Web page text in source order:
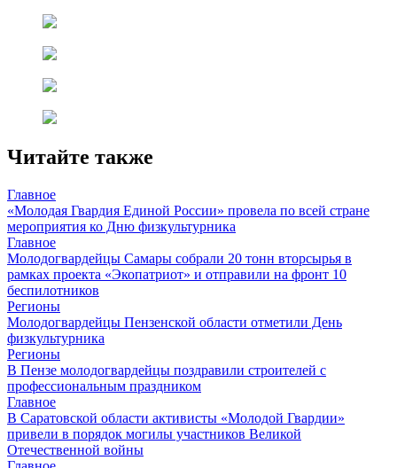
Читайте также
Главное
«Молодая Гвардия Единой России» провела по всей стране
мероприятия ко Дню физкультурника
Главное
Молодогвардейцы Самары собрали 20 тонн вторсырья в
рамках проекта «Экопатриот» и отправили на фронт 10
беспилотников
Регионы
Молодогвардейцы Пензенской области отметили День
физкультурника
Регионы
В Пензе молодогвардейцы поздравили строителей с
профессиональным праздником
Главное
В Саратовской области активисты «Молодой Гвардии»
привели в порядок могилы участников Великой
Отечественной войны